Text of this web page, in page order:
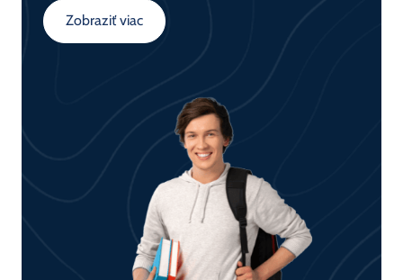
sieťach. Kurz tvorí základ pre všetkých, ktorí sa
chcú venovať sieťovým technológiám.
Zobraziť viac